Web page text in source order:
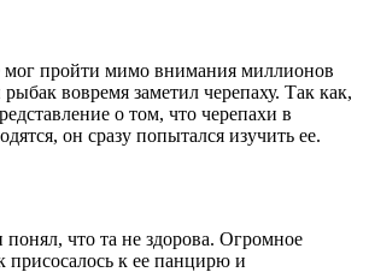
мог пройти мимо внимания миллионов
вовремя заметил черепаху. Так как,
о том, что черепахи в
он сразу попытался изучить ее.
что та не здорова. Огромное
присосалось к ее панцирю и